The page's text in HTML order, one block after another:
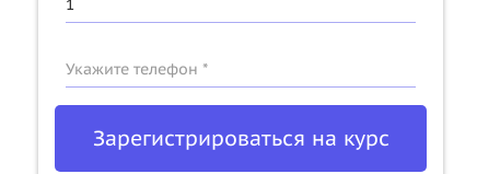
Укажите телефон *
Зарегистрироваться на курс